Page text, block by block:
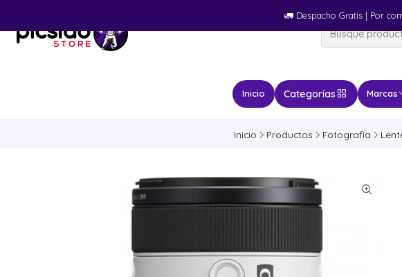
Inicio Categorías Marcas
🚛​ Despacho Gratis | Por
Inicio Productos Fotografía